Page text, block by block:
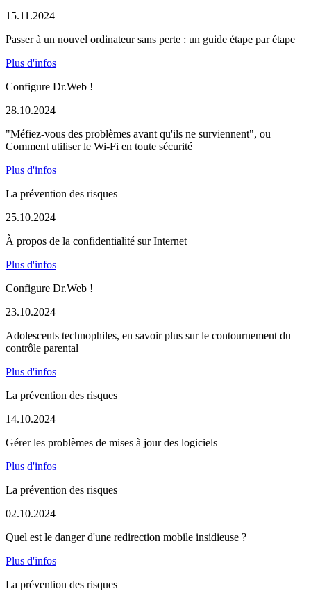
15.11.2024
Passer à un nouvel ordinateur sans perte : un guide étape par étape
Plus d'infos
Configure Dr.Web !
28.10.2024
"Méfiez-vous des problèmes avant qu'ils ne surviennent", ou
Comment utiliser le Wi-Fi en toute sécurité
Plus d'infos
La prévention des risques
25.10.2024
À propos de la confidentialité sur Internet
Plus d'infos
Configure Dr.Web !
23.10.2024
Adolescents technophiles, en savoir plus sur le contournement du
contrôle parental
Plus d'infos
La prévention des risques
14.10.2024
Gérer les problèmes de mises à jour des logiciels
Plus d'infos
La prévention des risques
02.10.2024
Quel est le danger d'une redirection mobile insidieuse ?
Plus d'infos
La prévention des risques